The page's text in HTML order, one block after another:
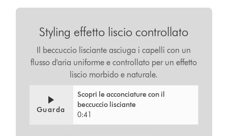
Styling effetto liscio controllato
Il beccuccio lisciante asciuga i capelli con un
flusso d'aria uniforme e controllato per un effetto
liscio morbido e naturale.
Guarda
Scopri le acconciature con il
beccuccio lisciante
0:41